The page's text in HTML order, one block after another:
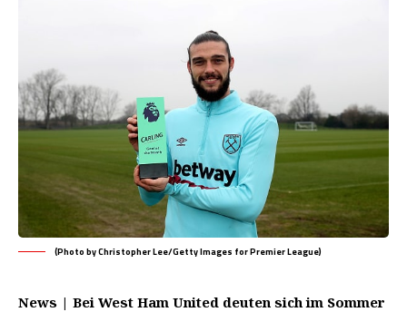
(Photo by Christopher Lee/Getty Images for Premier League)
News | Bei West Ham United deuten sich im Sommer